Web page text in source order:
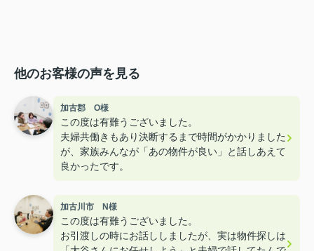
他のお客様の声を見る
加古郡 O様
この度は有難うございました。
夫婦共働きもあり決断するまで時間がかかりました
が、家族みんなが「あの物件が良い」と話しあえて
良かったです。
加古川市 N様
この度は有難うございました。
お引渡しの時にお話ししましたが、実は物件探しは